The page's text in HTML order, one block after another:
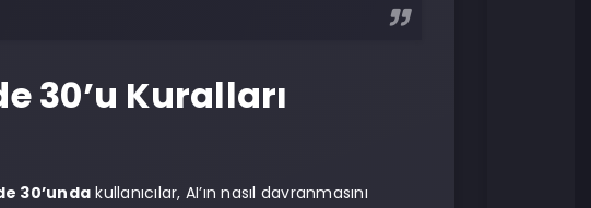
30’u Kuralları
30’undakullanıcılar, AI’ın nasıl davranmasını